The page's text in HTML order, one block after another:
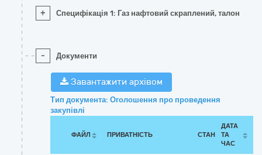
+ Специфікація 1: Газ нафтовий скраплений, талон
- Документи
Завантажити архівом
Тип документа: Оголошення про проведення
закупівлі
ФАЙЛ ПРИВАТНІСТЬ СТАН
ДАТА
ТА
ЧАС